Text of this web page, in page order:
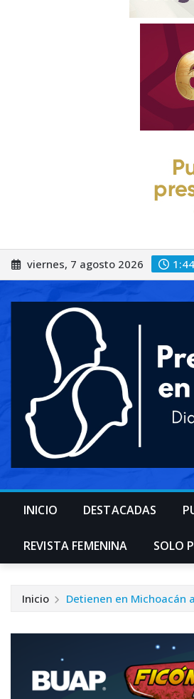
Saltar
al
viernes, 7 agosto 2026
INICIO DESTACADAS
REVISTA FEMENINA SOLO
Inicio Detienen en Michoacán